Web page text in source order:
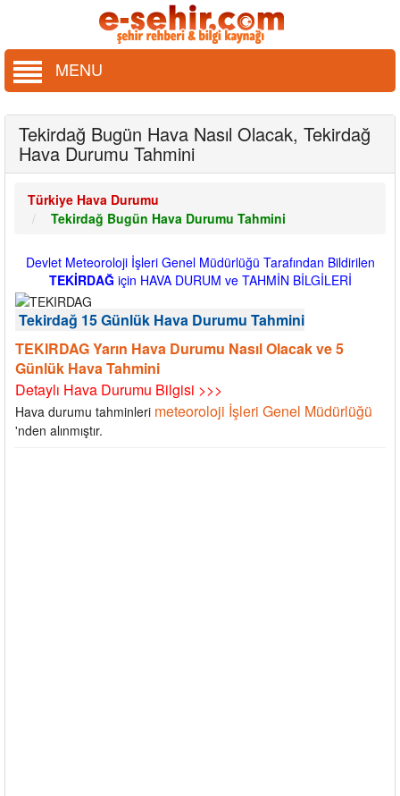
MENU
Tekirdağ Bugün Hava Nasıl Olacak, Tekirdağ
Hava Durumu Tahmini
Türkiye Hava Durumu
Tekirdağ Bugün Hava Durumu Tahmini
Devlet Meteoroloji İşleri Genel Müdürlüğü Tarafından Bildirilen
TEKİRDAĞ için HAVA DURUM ve TAHMİN BİLGİLERİ
Tekirdağ 15 Günlük Hava Durumu Tahmini
TEKIRDAG Yarın Hava Durumu Nasıl Olacak ve 5
Günlük Hava Tahmini
Detaylı Hava Durumu Bilgisi >>>
Hava durumu tahminleri meteoroloji İşleri Genel Müdürlüğü
'nden alınmıştır.